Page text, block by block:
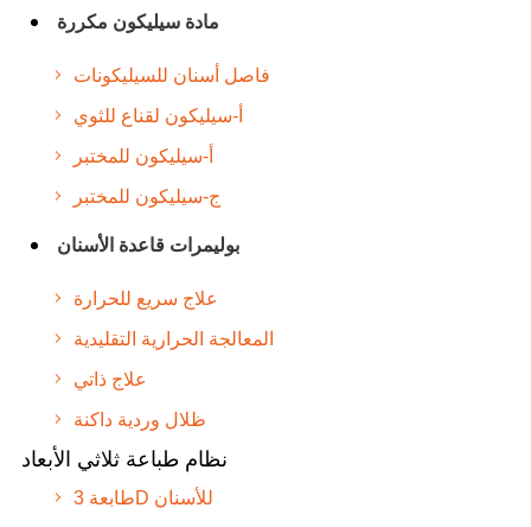
مادة سيليكون مكررة
فاصل أسنان للسيليكونات
أ-سيليكون لقناع للثوي
أ-سيليكون للمختبر
ج-سيليكون للمختبر
بوليمرات قاعدة الأسنان
علاج سريع للحرارة
المعالجة الحرارية التقليدية
علاج ذاتي
ظلال وردية داكنة
نظام طباعة ثلاثي الأبعاد
طابعة 3D للأسنان